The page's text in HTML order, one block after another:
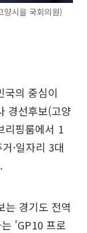
시을 국회의원)
국의 중심이
경선후보(고양
리핑룸에서 1
·일자리 3대
는 경기도 전역
'GP10 프로